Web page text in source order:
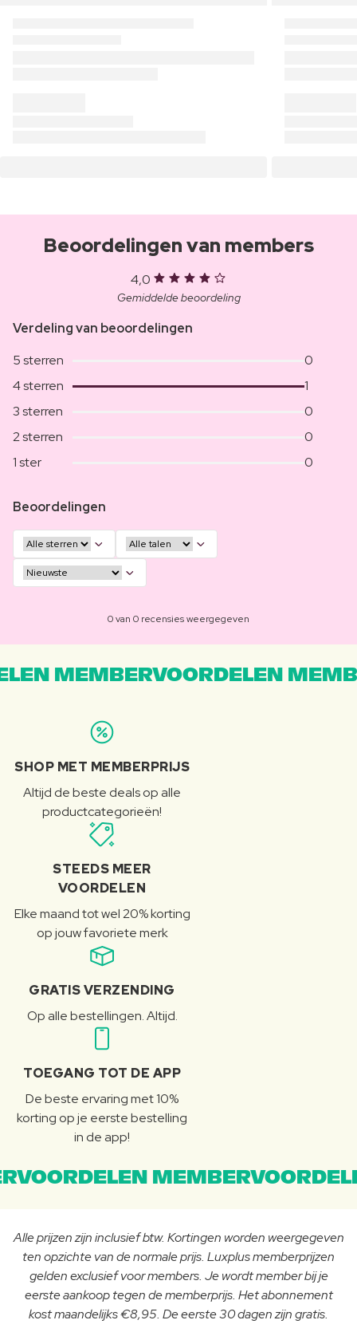
Beoordelingen van members
4,0
Gemiddelde beoordeling
Verdeling van beoordelingen
5 sterren
0
4 sterren
1
3 sterren
0
2 sterren
0
1 ster
0
Beoordelingen
0 van 0 recensies weergegeven
MEMBERVOORDELEN
SHOP MET MEMBERPRIJS
Altijd de beste deals op alle
productcategorieën!
STEEDS MEER
VOORDELEN
Elke maand tot wel 20% korting
op jouw favoriete merk
GRATIS VERZENDING
Op alle bestellingen. Altijd.
TOEGANG TOT DE APP
De beste ervaring met 10%
korting op je eerste bestelling
in de app!
Alle prijzen zijn inclusief btw. Kortingen worden weergegeven
ten opzichte van de normale prijs. Luxplus memberprijzen
gelden exclusief voor members. Je wordt member bij je
eerste aankoop tegen de memberprijs. Het abonnement
kost maandelijks €8,95. De eerste 30 dagen zijn gratis.